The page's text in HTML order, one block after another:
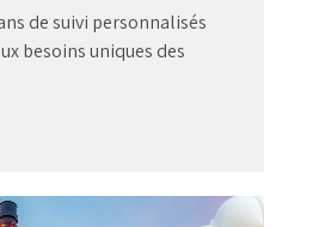
de suivi personnalisés
besoins uniques des